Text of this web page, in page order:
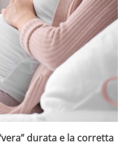
durata e la corretta